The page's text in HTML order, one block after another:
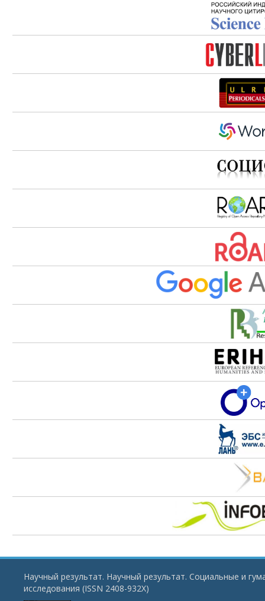
Научный результат. Научный результат. Социальные и
исследования (ISSN 2408-932X)